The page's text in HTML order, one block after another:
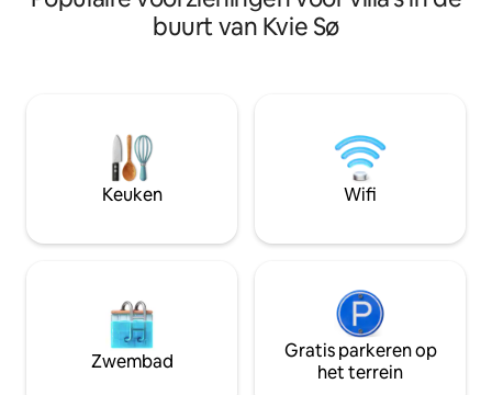
gemeenschappelijke tuin; kinderen en
volwassenen kunnen genieten van
andere: Bezoek; het lokale wijncafé,
Wadden Sea Center met oostelijke tour
door de Waddenzee, Viking Center, het
kleine eiland Mandø, (15 min) Eiland
lokale kunstenaars is een aanrader.
12.000 m² privé-
inbegrepen Ideaal voor gezinsvakanties,
groepsuitjes of
Creëer
volledige privacy
buurt van Kvie Sø
Keuken Wifi
Zwembad
Gratis parkeren op
het terrein